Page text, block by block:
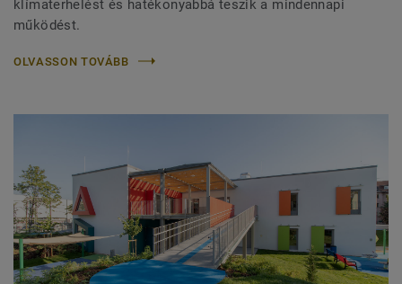
klímaterhelést és hatékonyabbá teszik a mindennapi
működést.
OLVASSON TOVÁBB